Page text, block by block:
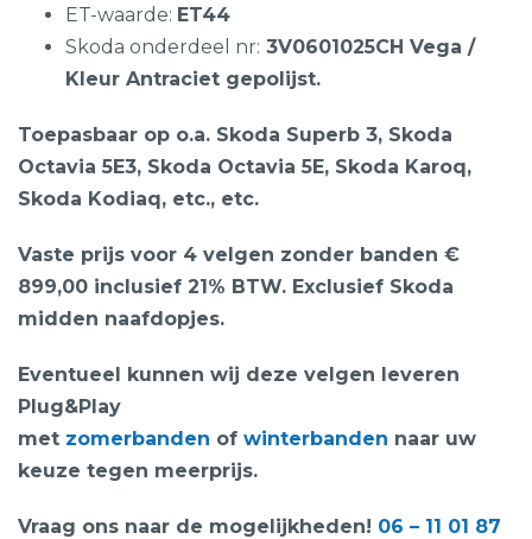
ET-waarde: ET44
Skoda onderdeel nr: 3V0601025CH Vega /
Kleur Antraciet gepolijst.
Toepasbaar op o.a. Skoda Superb 3, Skoda
Octavia 5E3, Skoda Octavia 5E, Skoda Karoq,
Skoda Kodiaq, etc., etc.
Vaste prijs voor 4 velgen zonder banden €
899,00 inclusief 21% BTW. Exclusief Skoda
midden naafdopjes.
Eventueel kunnen wij deze velgen leveren
Plug&Play
met zomerbanden of winterbanden naar uw
keuze tegen meerprijs.
Vraag ons naar de mogelijkheden! 06 – 11 01 87